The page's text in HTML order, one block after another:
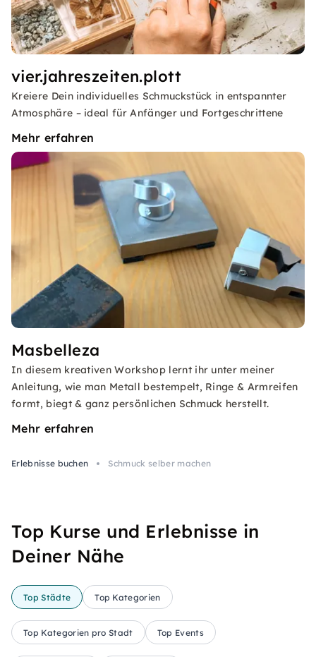
vier.jahreszeiten.plott
Kreiere Dein individuelles Schmuckstück in entspannter
Atmosphäre – ideal für Anfänger und Fortgeschrittene
Mehr erfahren
Masbelleza
In diesem kreativen Workshop lernt ihr unter meiner
Anleitung, wie man Metall bestempelt, Ringe & Armreifen
formt, biegt & ganz persönlichen Schmuck herstellt.
Mehr erfahren
Erlebnisse buchen Schmuck selber machen
Top Kurse und Erlebnisse in
Deiner Nähe
Top Städte Top Kategorien
Top Kategorien pro Stadt Top Events